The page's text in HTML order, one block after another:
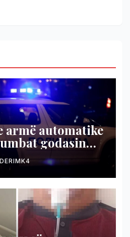
armë automatike
godasin
e një 48-